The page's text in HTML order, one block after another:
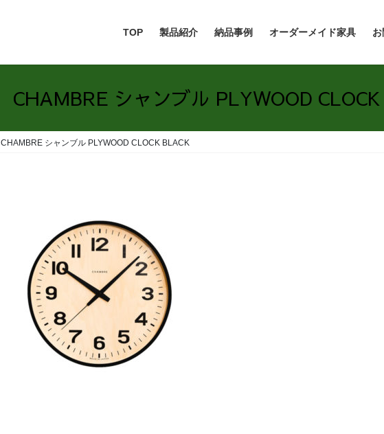
TOP 製品紹介 納品事例 オーダーメイド家具
CHAMBRE シャンブル PLYWOOD
CHAMBRE シャンブル PLYWOOD CLOCK BLACK